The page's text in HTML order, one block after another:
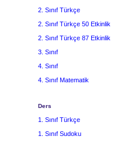
2. Sınıf Türkçe
2. Sınıf Türkçe 50 Etkinlik
2. Sınıf Türkçe 87 Etkinlik
3. Sınıf
4. Sınıf
4. Sınıf Matematik
Ders
1. Sınıf Türkçe
1. Sınıf Sudoku